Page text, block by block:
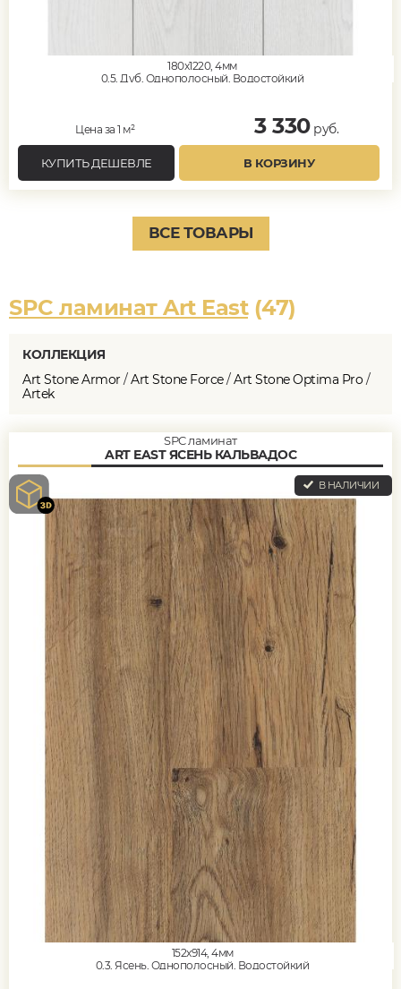
180x1220, 4мм
0,5, Дуб, Однополосный, Водостойкий
Цена за 1 м² 3 330руб.
КУПИТЬ ДЕШЕВЛЕ В КОРЗИНУ
ВСЕ ТОВАРЫ
SPC ламинат Art East(47)
КОЛЛЕКЦИЯ
Art Stone Armor /Art Stone Force/Art Stone Optima Pro /
Artek
SPC ламинат
ART EAST ЯСЕНЬ КАЛЬВАДОС
В НАЛИЧИИ
152x914, 4мм
0,3, Ясень, Однополосный, Водостойкий